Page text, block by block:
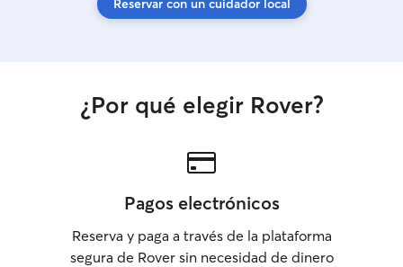
Reservar con un cuidador local
¿Por qué elegir Rover?
Pagos electrónicos
Reserva y paga a través de la plataforma
segura de Rover sin necesidad de dinero